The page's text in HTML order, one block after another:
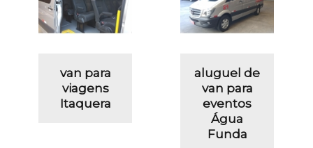
van para
viagens
Itaquera
aluguel de
van para
eventos
Água
Funda